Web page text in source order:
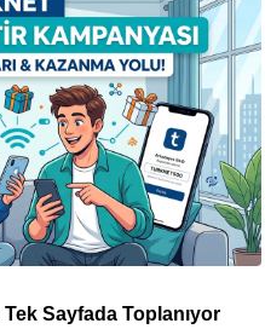
Sayfada Toplanıyor